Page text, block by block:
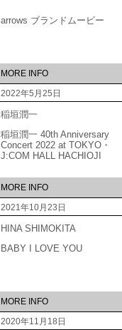
arrows ブランドムービー
MORE INFO
2022年5月25日
稲垣潤一
稲垣潤一 40th Anniversary
Concert 2022 at TOKYO・
J:COM HALL HACHIOJI
MORE INFO
2021年10月23日
HINA SHIMOKITA
BABY I LOVE YOU
MORE INFO
2020年11月18日